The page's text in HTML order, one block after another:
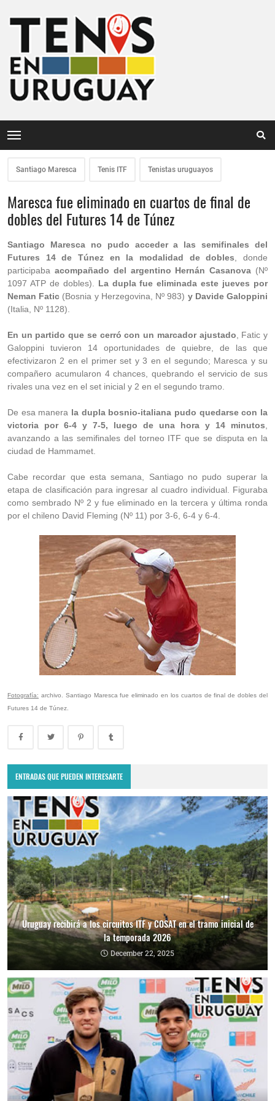
Santiago Maresca Tenis ITF Tenistas uruguayos
Maresca fue eliminado en cuartos de final de
dobles del Futures 14 de Túnez
Santiago Maresca no pudo acceder a las semifinales del
Futures 14 de Túnez en la modalidad de dobles , donde
participaba acompañado del argentino Hernán Casanova (Nº
1097 ATP de dobles). La dupla fue eliminada este jueves por
Neman Fatic (Bosnia y Herzegovina, Nº 983) y Davide Galoppini
(Italia, Nº 1128).
En un partido que se cerró con un marcador ajustado , Fatic y
Galoppini tuvieron 14 oportunidades de quiebre, de las que
efectivizaron 2 en el primer set y 3 en el segundo; Maresca y su
compañero acumularon 4 chances, quebrando el servicio de sus
rivales una vez en el set inicial y 2 en el segundo tramo.
De esa manera la dupla bosnio-italiana pudo quedarse con la
victoria por 6-4 y 7-5, luego de una hora y 14 minutos
avanzando a las semifinales del torneo ITF que se disputa en la
ciudad de Hammamet.
Cabe recordar que esta semana, Santiago no pudo superar la
etapa de clasificación para ingresar al cuadro individual. Figuraba
como sembrado Nº 2 y fue eliminado en la tercera y última ronda
por el chileno David Fleming (Nº 11) por 3-6, 6-4 y 6-4.
Fotografía: archivo. Santiago Maresca fue eliminado en los cuartos de final de dobles del
Futures 14 de Túnez.
ENTRADAS QUE PUEDEN INTERESARTE
Uruguay recibirá a los circuitos ITF y COSAT en el tramo inicial de
la temporada 2026
December 22, 2025